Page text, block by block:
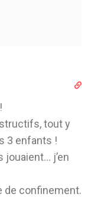
tout y
3 enfants !
jouaient… j’en
de confinement.